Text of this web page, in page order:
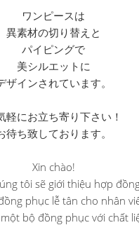
ワンピースは
異素材の切り替えと
パイピングで
美シルエットに
ザインされています。
軽にお立ち寄り下さい！
待ち致しております。
Xin chào!
tôi sẽ giới thiệu hợp
phục lễ tân cho nhân
một bộ đồng phục với chất